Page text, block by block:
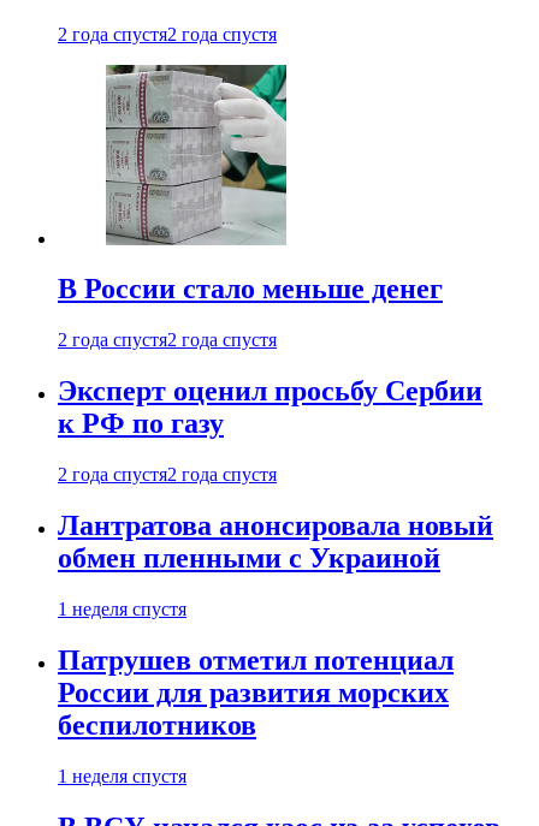
2 года спустя2 года спустя
В России стало меньше денег
2 года спустя2 года спустя
Эксперт оценил просьбу Сербии
к РФ по газу
2 года спустя2 года спустя
Лантратова анонсировала новый
обмен пленными с Украиной
1 неделя спустя
Патрушев отметил потенциал
России для развития морских
беспилотников
1 неделя спустя